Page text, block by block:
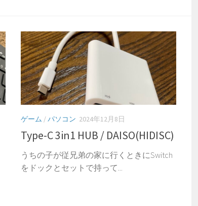
ゲーム /パソコン 2024年12月8日
Type-C 3in1 HUB / DAISO(HIDISC)
うちの子が従兄弟の家に行くときにSwitch
をドックとセットで持って...